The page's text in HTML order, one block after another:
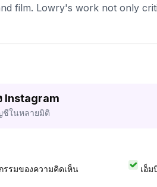
film. Lowry's work not only
Instagram
ชีในหลายมิติ
รรมของความคิดเห็น เอ็ม